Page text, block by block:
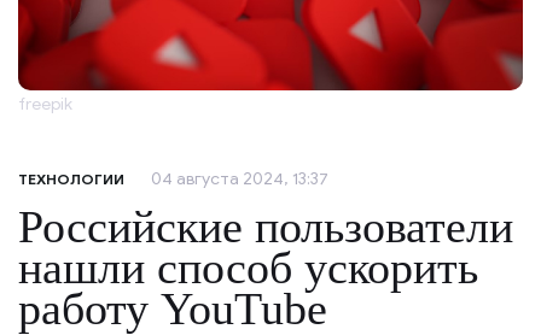
freepik
ТЕХНОЛОГИИ 04 августа 2024, 13:37
Российские пользователи
нашли способ ускорить
работу YouTube